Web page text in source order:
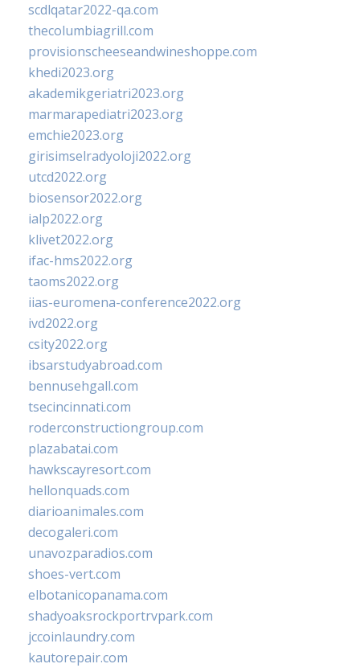
scdlqatar2022-qa.com
thecolumbiagrill.com
provisionscheeseandwineshoppe.com
khedi2023.org
akademikgeriatri2023.org
marmarapediatri2023.org
emchie2023.org
girisimselradyoloji2022.org
utcd2022.org
biosensor2022.org
ialp2022.org
klivet2022.org
ifac-hms2022.org
taoms2022.org
iias-euromena-conference2022.org
ivd2022.org
csity2022.org
ibsarstudyabroad.com
bennusehgall.com
tsecincinnati.com
roderconstructiongroup.com
plazabatai.com
hawkscayresort.com
hellonquads.com
diarioanimales.com
decogaleri.com
unavozparadios.com
shoes-vert.com
elbotanicopanama.com
shadyoaksrockportrvpark.com
jccoinlaundry.com
kautorepair.com